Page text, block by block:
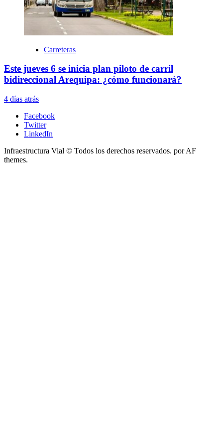
Carreteras
Este jueves 6 se inicia plan piloto de carril
bidireccional Arequipa: ¿cómo funcionará?
4 días atrás
Facebook
Twitter
LinkedIn
Infraestructura Vial © Todos los derechos reservados. por AF
themes.